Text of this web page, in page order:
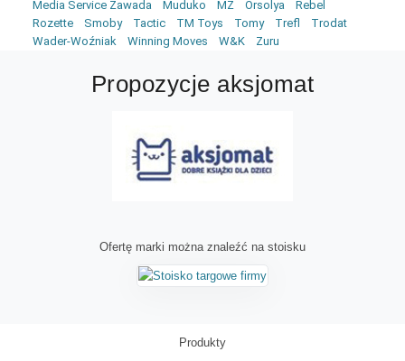
REJESTRACJA
Media Service Zawada
Muduko MZ Orsolya
Rebel
Rozette
Smoby Tactic TM Toys Tomy Trefl
Trodat
Wader-Woźniak
Winning Moves W&K Zuru
Propozycje aksjomat
Ofertę marki można znaleźć na stoisku
Produkty